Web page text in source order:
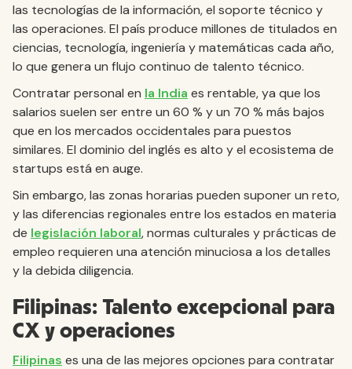
las tecnologías de la información, el soporte técnico y
las operaciones. El país produce millones de titulados en
ciencias, tecnología, ingeniería y matemáticas cada año,
lo que genera un flujo continuo de talento técnico.
Contratar personal en la India es rentable, ya que los
salarios suelen ser entre un 60 % y un 70 % más bajos
que en los mercados occidentales para puestos
similares. El dominio del inglés es alto y el ecosistema de
startups está en auge.
Sin embargo, las zonas horarias pueden suponer un reto,
y las diferencias regionales entre los estados en materia
de legislación laboral, normas culturales y prácticas de
empleo requieren una atención minuciosa a los detalles
y la debida diligencia.
Filipinas: Talento excepcional para
CX y operaciones
Filipinas es una de las mejores opciones para contratar